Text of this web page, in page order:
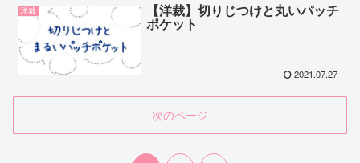
洋裁 【洋裁】切りじつけと丸いパッチ
ポケット
2021.07.27
次のページ